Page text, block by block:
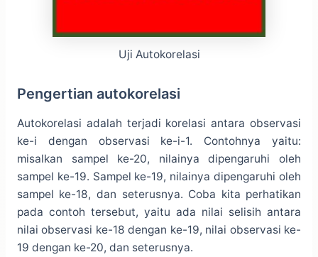
Uji Autokorelasi
Pengertian autokorelasi
Autokorelasi adalah terjadi korelasi antara observasi
ke-i dengan observasi ke-i-1. Contohnya yaitu:
misalkan sampel ke-20, nilainya dipengaruhi oleh
sampel ke-19. Sampel ke-19, nilainya dipengaruhi oleh
sampel ke-18, dan seterusnya. Coba kita perhatikan
pada contoh tersebut, yaitu ada nilai selisih antara
nilai observasi ke-18 dengan ke-19, nilai observasi ke-
19 dengan ke-20, dan seterusnya.